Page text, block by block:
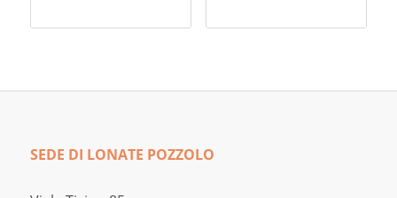
SEDE DI LONATE POZZOLO